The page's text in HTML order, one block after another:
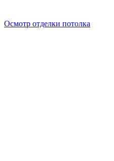
Осмотр отделки потолка